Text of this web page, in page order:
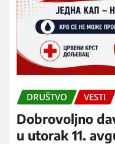
DRUŠTVO VESTI
Dobrovoljno
u utorak 11.